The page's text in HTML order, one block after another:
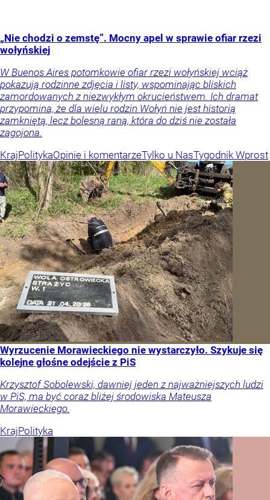
„Nie chodzi o zemstę”. Mocny apel w sprawie ofiar rzezi
wołyńskiej
W Buenos Aires potomkowie ofiar rzezi wołyńskiej wciąż
pokazują rodzinne zdjęcia i listy, wspominając bliskich
zamordowanych z niezwykłym okrucieństwem. Ich dramat
przypomina, że dla wielu rodzin Wołyń nie jest historią
zamkniętą, lecz bolesną raną, która do dziś nie została
zagojona.
KrajPolitykaOpinie i komentarzeTylko u NasTygodnik Wprost
Wyrzucenie Morawieckiego nie wystarczyło. Szykuje się
kolejne głośne odejście z PiS
Krzysztof Sobolewski, dawniej jeden z najważniejszych ludzi
w PiS, ma być coraz bliżej środowiska Mateusza
Morawieckiego.
KrajPolityka